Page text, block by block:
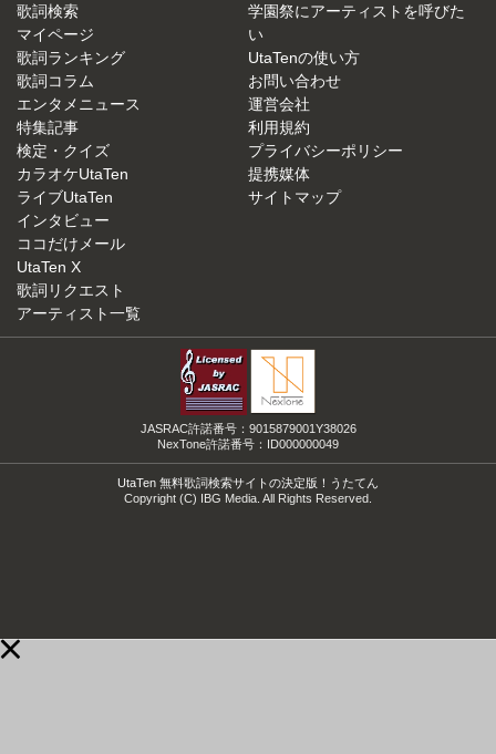
歌詞検索
マイページ
歌詞ランキング
歌詞コラム
エンタメニュース
特集記事
検定・クイズ
カラオケUtaTen
ライブUtaTen
インタビュー
ココだけメール
UtaTen X
歌詞リクエスト
アーティスト一覧
学園祭にアーティストを呼びた
い
UtaTenの使い方
お問い合わせ
運営会社
利用規約
プライバシーポリシー
提携媒体
サイトマップ
JASRAC許諾番号：9015879001Y38026
NexTone許諾番号：ID000000049
UtaTen 無料歌詞検索サイトの決定版！うたてん
Copyright (C) IBG Media. All Rights Reserved.